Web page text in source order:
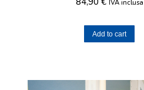
IVA inclusa
Add to cart